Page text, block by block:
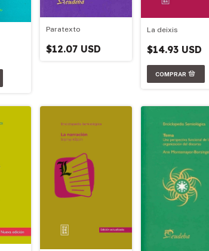
Paratexto
$12.07 USD
La deixis
$14.93 USD